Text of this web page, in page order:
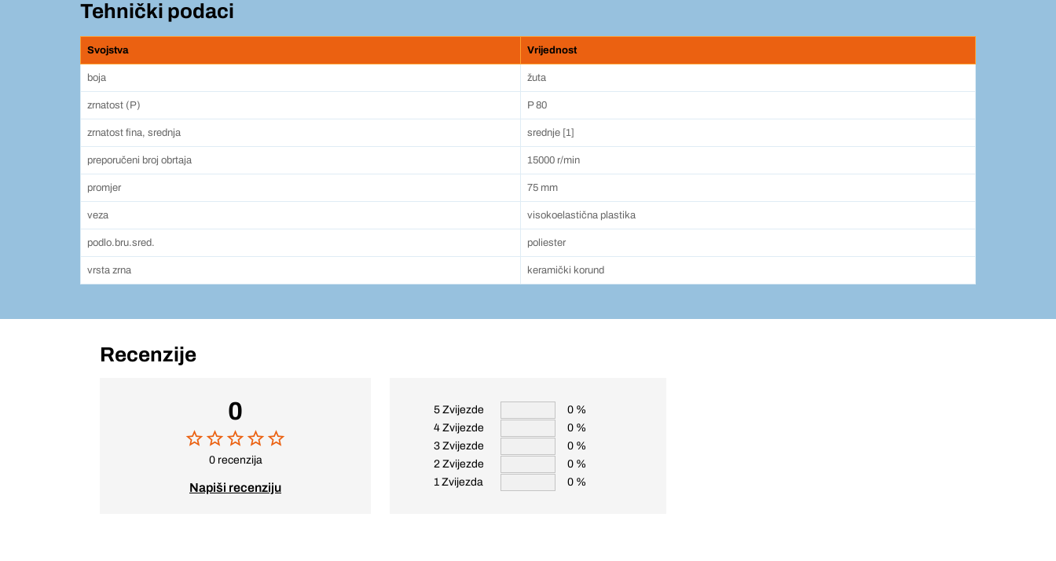
Tehnički podaci
Svojstva Vrijednost
boja žuta
zrnatost (P) P 80
zrnatost fina, srednja srednje [1]
preporučeni broj obrtaja 15000 r/min
promjer 75 mm
veza visokoelastična plastika
podlo.bru.sred. poliester
vrsta zrna keramički korund
Recenzije
0
0 recenzija
Napiši recenziju
5 Zvijezde
0 %
4 Zvijezde
0 %
3 Zvijezde
0 %
2 Zvijezde
0 %
1 Zvijezda
0 %